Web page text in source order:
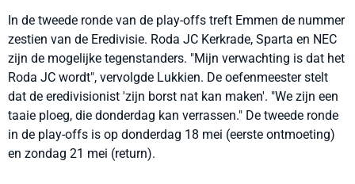
In de tweede ronde van de play-offs treft Emmen de nummer
zestien van de Eredivisie. Roda JC Kerkrade, Sparta en NEC
zijn de mogelijke tegenstanders. "Mijn verwachting is dat het
Roda JC wordt", vervolgde Lukkien. De oefenmeester stelt
dat de eredivisionist 'zijn borst nat kan maken'. "We zijn een
taaie ploeg, die donderdag kan verrassen." De tweede ronde
in de play-offs is op donderdag 18 mei (eerste ontmoeting)
en zondag 21 mei (return).